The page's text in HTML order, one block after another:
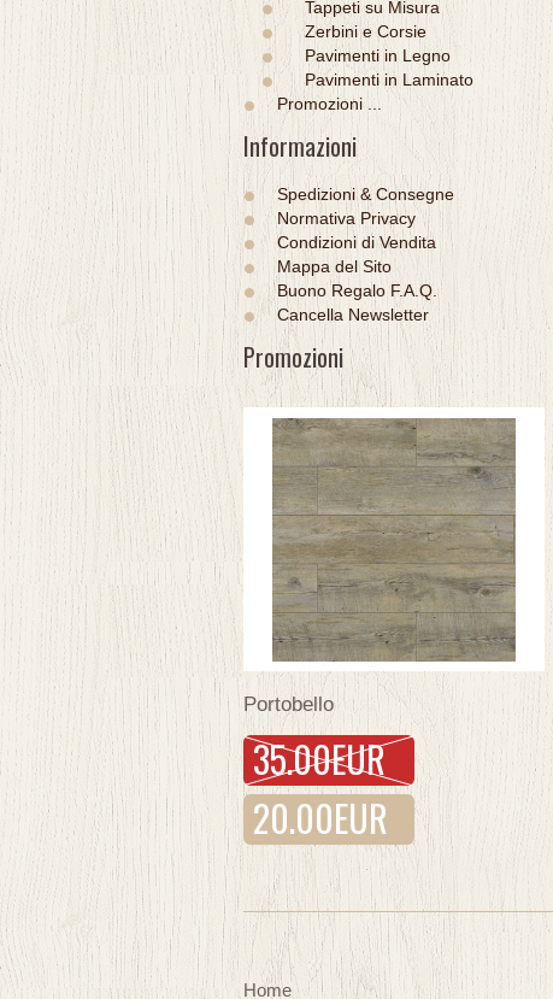
Tappeti su Misura
Zerbini e Corsie
Pavimenti in Legno
Pavimenti in Laminato
Promozioni ...
Informazioni
Spedizioni & Consegne
Normativa Privacy
Condizioni di Vendita
Mappa del Sito
Buono Regalo F.A.Q.
Cancella Newsletter
Promozioni
Portobello
35.00EUR
20.00EUR
Home